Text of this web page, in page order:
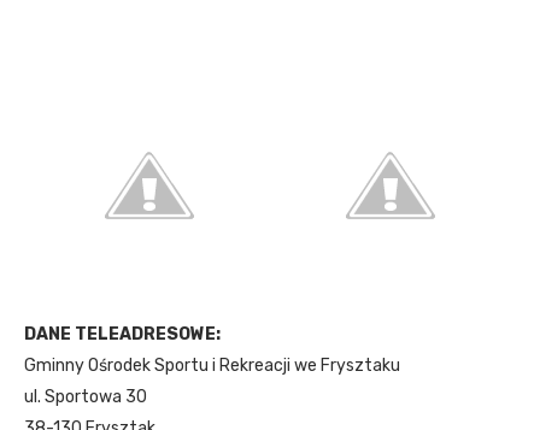
DANE TELEADRESOWE:
Gminny Ośrodek Sportu i Rekreacji we Frysztaku
ul. Sportowa 30